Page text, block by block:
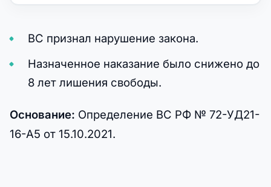
ВС признал нарушение закона.
Назначенное наказание было снижено до
8 лет лишения свободы.
Основание: Определение ВС РФ № 72-УД21-
16-А5 от 15.10.2021.